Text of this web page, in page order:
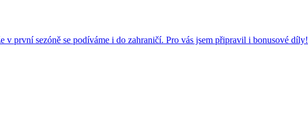
první sezóně se podíváme i do zahraničí. Pro vás jsem připravil i bonusové díly!